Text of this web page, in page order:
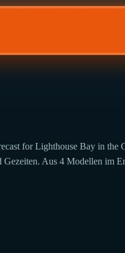
for Lighthouse Bay in
Aus 4 Modellen im